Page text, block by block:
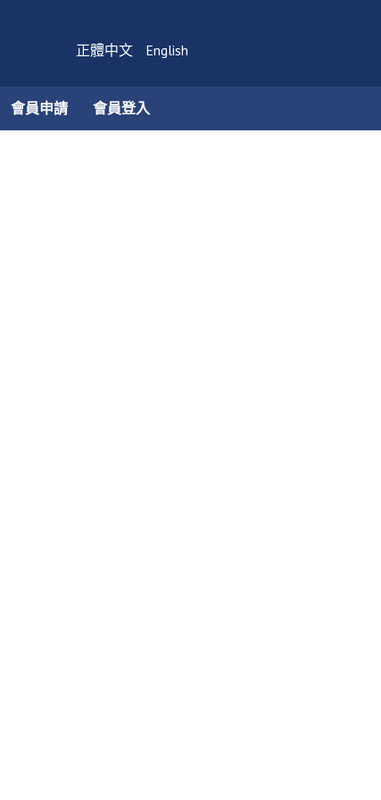
正體中文 English
會員申請 會員登入